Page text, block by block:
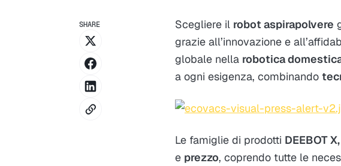
Scegliere il robot aspirapolvere
grazie all’innovazione e
globale nella robotica
a ogni esigenza, combinando
Le famiglie di prodotti DEEBOT
e prezzo, coprendo tutte le
SHARE